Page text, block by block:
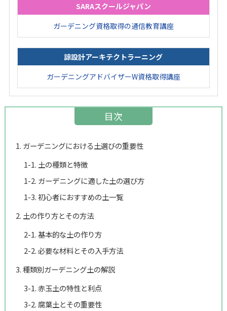
SARAスクールジャパン
ガーデニング資格取得の通信教育講座
諒設計アーキテクトラーニング
ガーデニングアドバイザーW資格取得講座
目次
1. ガーデニングにおける土選びの重要性
1-1. 土の種類と特徴
1-2. ガーデニングに適した土の選び方
1-3. 初心者におすすめの土一覧
2. 土の作り方とその方法
2-1. 基本的な土の作り方
2-2. 必要な材料とその入手方法
3. 種類別ガーデニング土の解説
3-1. 赤玉土の特性と利点
3-2. 腐葉土とその重要性